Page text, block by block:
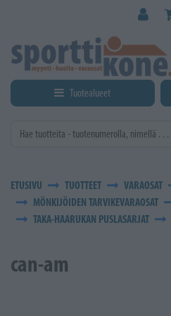
Tuotealueet
ETUSIVU TUOTTEET VARAOSAT
MÖNKIJÖIDEN TARVIKEVARAOSAT
TAKA-HAARUKAN PUSLASARJAT
can-am